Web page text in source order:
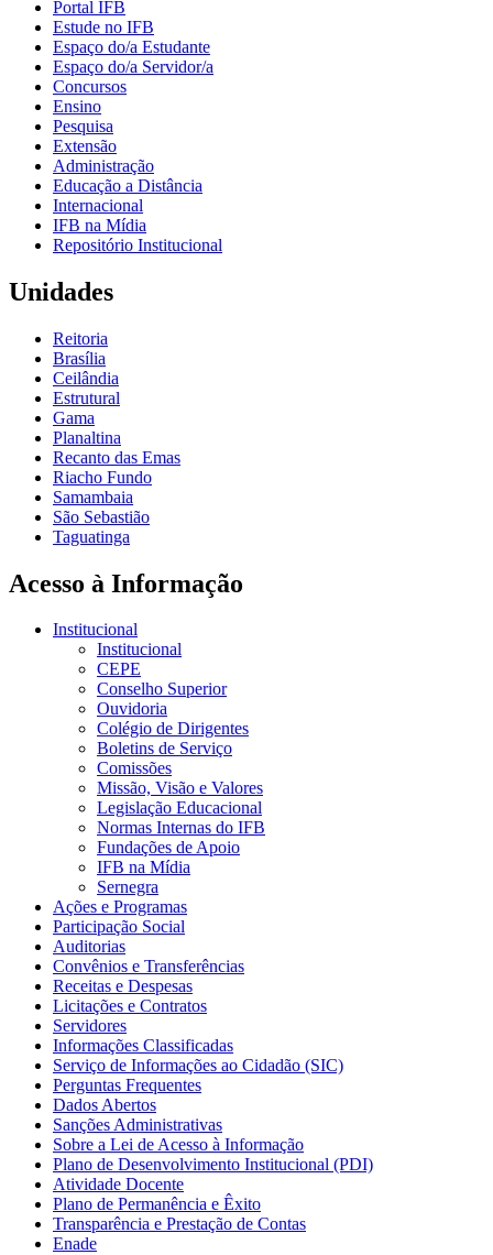
Portal IFB
Estude no IFB
Espaço do/a Estudante
Espaço do/a Servidor/a
Concursos
Ensino
Pesquisa
Extensão
Administração
Educação a Distância
Internacional
IFB na Mídia
Repositório Institucional
Unidades
Reitoria
Brasília
Ceilândia
Estrutural
Gama
Planaltina
Recanto das Emas
Riacho Fundo
Samambaia
São Sebastião
Taguatinga
Acesso à Informação
Institucional
Institucional
CEPE
Conselho Superior
Ouvidoria
Colégio de Dirigentes
Boletins de Serviço
Comissões
Missão, Visão e Valores
Legislação Educacional
Normas Internas do IFB
Fundações de Apoio
IFB na Mídia
Sernegra
Ações e Programas
Participação Social
Auditorias
Convênios e Transferências
Receitas e Despesas
Licitações e Contratos
Servidores
Informações Classificadas
Serviço de Informações ao Cidadão (SIC)
Perguntas Frequentes
Dados Abertos
Sanções Administrativas
Sobre a Lei de Acesso à Informação
Plano de Desenvolvimento Institucional (PDI)
Atividade Docente
Plano de Permanência e Êxito
Transparência e Prestação de Contas
Enade